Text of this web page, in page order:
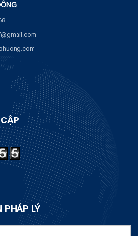
PHÁP LÝ